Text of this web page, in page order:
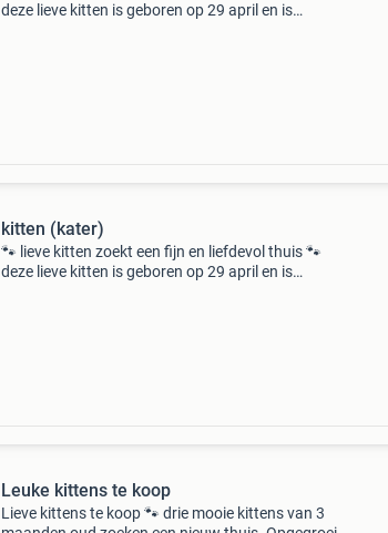
deze lieve kitten is geboren op 29 april en is
kitten (kater)
🐾 lieve kitten zoekt een fijn en liefdevol thuis 🐾
deze lieve kitten is geboren op 29 april en is
Leuke kittens te koop
Lieve kittens te koop 🐾 drie mooie kittens van 3